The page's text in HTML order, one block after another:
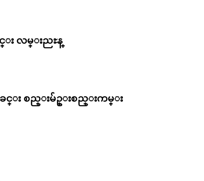
ခင္း လမ္းညႊန္
ခင္း စည္းမ်ဥ္းစည္းကမ္း